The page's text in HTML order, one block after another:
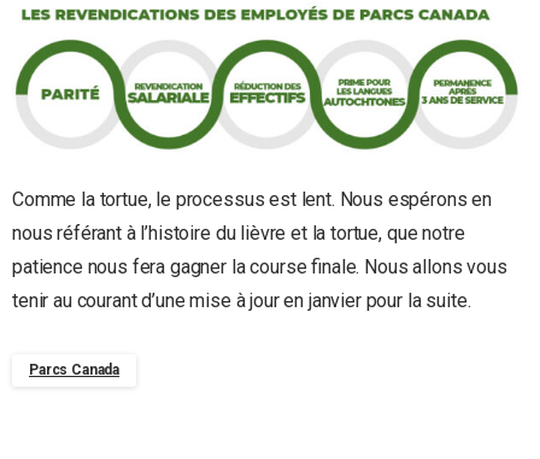
Comme la tortue, le processus est lent. Nous espérons en
nous référant à l’histoire du lièvre et la tortue, que notre
patience nous fera gagner la course finale. Nous allons vous
tenir au courant d’une mise à jour en janvier pour la suite.
Parcs Canada